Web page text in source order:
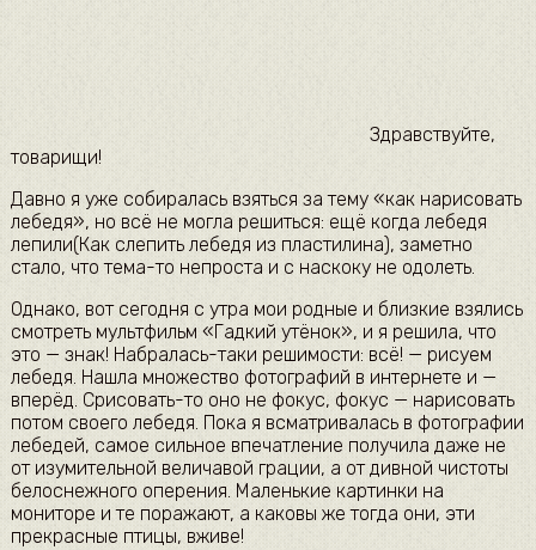
Здравствуйте,
товарищи!
Давно я уже собиралась взяться за тему «как нарисовать
лебедя», но всё не могла решиться: ещё когда лебедя
лепили(Как слепить лебедя из пластилина), заметно
стало, что тема-то непроста и с наскоку не одолеть.
Однако, вот сегодня с утра мои родные и близкие взялись
смотреть мультфильм «Гадкий утёнок», и я решила, что
это — знак! Набралась-таки решимости: всё! — рисуем
лебедя. Нашла множество фотографий в интернете и —
вперёд. Срисовать-то оно не фокус, фокус — нарисовать
потом своего лебедя. Пока я всматривалась в фотографии
лебедей, самое сильное впечатление получила даже не
от изумительной величавой грации, а от дивной чистоты
белоснежного оперения. Маленькие картинки на
мониторе и те поражают, а каковы же тогда они, эти
прекрасные птицы, вживе!